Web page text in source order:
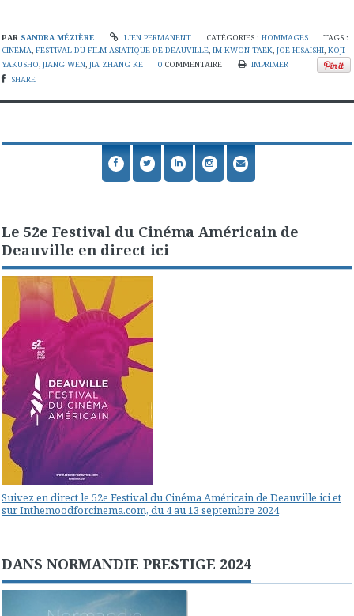
PAR SANDRA MÉZIÈRE LIEN PERMANENT CATÉGORIES :HOMMAGES
TAGS :
CINÉMA, FESTIVAL DU FILM ASIATIQUE DE DEAUVILLE, IM KWON-TAEK, JOE HISAISHI, KOJI
YAKUSHO, JIANG WEN, JIA ZHANG KE 0 COMMENTAIRE
IMPRIMER
SHARE
Le 52e Festival du Cinéma Américain de
Deauville en direct ici
Suivez en direct le 52e Festival du Cinéma Américain de Deauville ici et
sur Inthemoodforcinema.com, du 4 au 13 septembre 2024
DANS NORMANDIE PRESTIGE 2024